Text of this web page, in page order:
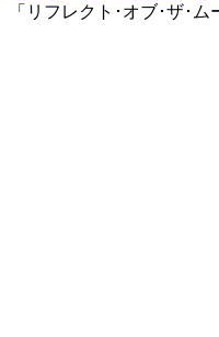
「リフレクト･オブ･ザ･